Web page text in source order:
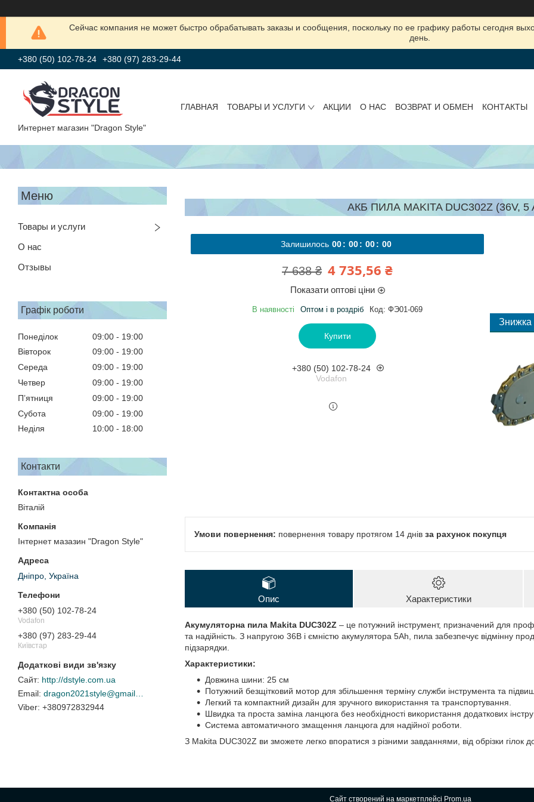
Сейчас компания не может быстро обрабатывать заказы и сообщения, поскольку по ее графику работы сегодня
день.
+380 (50) 102-78-24 +380 (97) 283-29-44
Интернет магазин "Dragon Style"
ГЛАВНАЯ ТОВАРЫ И УСЛУГИ АКЦИИ О НАС ВОЗВРАТ И ОБМЕН КОНТАКТЫ
Товары и услуги
О нас
Отзывы
Графік роботи
Понеділок 09:00
19:00
Вівторок
09:00
19:00
Середа
09:00
19:00
Четвер
09:00
19:00
Пʼятниця
09:00
19:00
Субота
09:00
19:00
Неділя
10:00 18:00
Контакти
Віталій
Інтернет мазазин "Dragon Style"
Дніпро, Україна
+380 (50) 102-78-24
Vodafon
+380 (97) 283-29-44
Київстар
http://dstyle.com.ua
+380972832944
АКБ ПИЛА MAKITA DUC302Z (36V,
Залишилось 00 00 00 00
7 638 ₴ 4 735,56 ₴
Показати оптові ціни
В наявності Оптом і в роздріб Код: ФЭ01-069
Купити
+380 (50) 102-78-24
Vodafon
повернення товару протягом 14 днів за рахунок покупця
Опис Характеристики
Акумуляторна пила Makita DUC302Z – це потужний інструмент, призначений для
та надійність. З напругою 36В і ємністю акумулятора 5Ah, пила забезпечує відмінну
підзарядки.
Характеристики:
Довжина шини: 25 см
Потужний безщітковий мотор для збільшення терміну служби інструмента та
Легкий та компактний дизайн для зручного використання та транспортування.
Швидка та проста заміна ланцюга без необхідності використання додаткових
Система автоматичного змащення ланцюга для надійної роботи.
З Makita DUC302Z ви зможете легко впоратися з різними завданнями, від обрізки гілок
Сайт створений на маркетплейсі Prom.ua